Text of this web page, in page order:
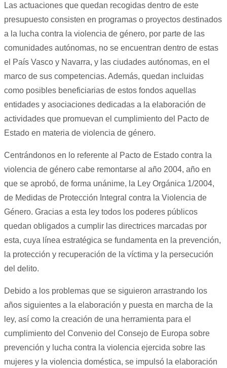
Las actuaciones que quedan recogidas dentro de este
presupuesto consisten en programas o proyectos destinados
a la lucha contra la violencia de género, por parte de las
comunidades autónomas, no se encuentran dentro de estas
el País Vasco y Navarra, y las ciudades autónomas, en el
marco de sus competencias. Además, quedan incluidas
como posibles beneficiarias de estos fondos aquellas
entidades y asociaciones dedicadas a la elaboración de
actividades que promuevan el cumplimiento del Pacto de
Estado en materia de violencia de género.
Centrándonos en lo referente al Pacto de Estado contra la
violencia de género cabe remontarse al año 2004, año en
que se aprobó, de forma unánime, la Ley Orgánica 1/2004,
de Medidas de Protección Integral contra la Violencia de
Género. Gracias a esta ley todos los poderes públicos
quedan obligados a cumplir las directrices marcadas por
esta, cuya línea estratégica se fundamenta en la prevención,
la protección y recuperación de la víctima y la persecución
del delito.
Debido a los problemas que se siguieron arrastrando los
años siguientes a la elaboración y puesta en marcha de la
ley, así como la creación de una herramienta para el
cumplimiento del Convenio del Consejo de Europa sobre
prevención y lucha contra la violencia ejercida sobre las
mujeres y la violencia doméstica, se impulsó la elaboración